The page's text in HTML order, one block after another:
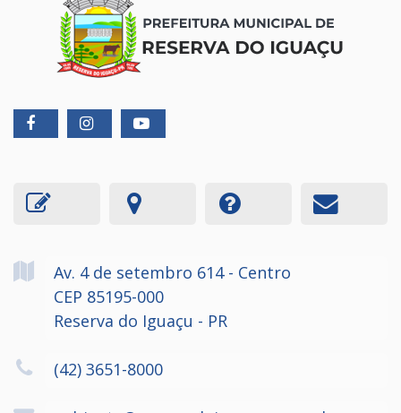
Av. 4 de setembro 614 - Centro
CEP 85195-000
Reserva do Iguaçu - PR
(42) 3651-8000